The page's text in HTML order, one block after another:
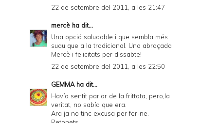
a
n
d
P
D
F
22 de setembre del 2011, a les 21:47
mercè ha dit...
Una opció saludable i que sembla més
suau que a la tradicional. Una abraçada
Mercè i felicitats per dissabte!
22 de setembre del 2011, a les 22:50
GEMMAha dit...
Havía sentit parlar de la frittata, pero,la
veritat, no sabía que era.
Ara ja no tinc excusa per fer-ne.